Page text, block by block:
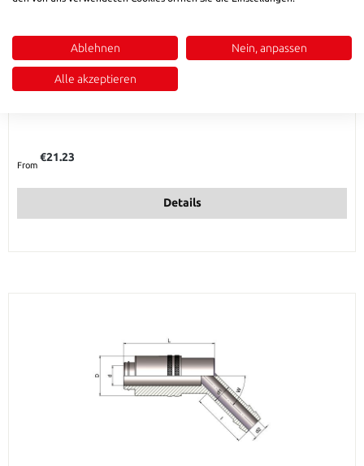
HSB 801 S Safety coupling without valve
From
€21.23
Details
Ablehnen Nein, anpassen
Alle akzeptieren